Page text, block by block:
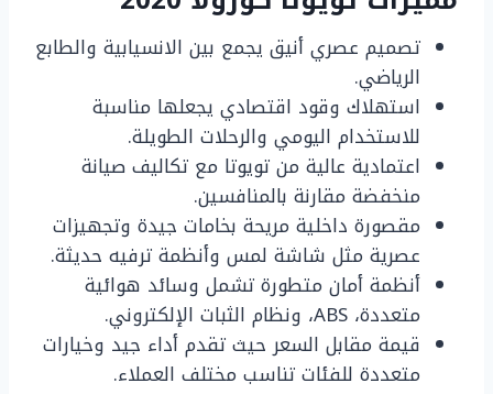
تصميم عصري أنيق يجمع بين الانسيابية والطابع
الرياضي.
استهلاك وقود اقتصادي يجعلها مناسبة
للاستخدام اليومي والرحلات الطويلة.
اعتمادية عالية من تويوتا مع تكاليف صيانة
منخفضة مقارنة بالمنافسين.
مقصورة داخلية مريحة بخامات جيدة وتجهيزات
عصرية مثل شاشة لمس وأنظمة ترفيه حديثة.
أنظمة أمان متطورة تشمل وسائد هوائية
متعددة، ABS، ونظام الثبات الإلكتروني.
قيمة مقابل السعر حيث تقدم أداء جيد وخيارات
متعددة للفئات تناسب مختلف العملاء.